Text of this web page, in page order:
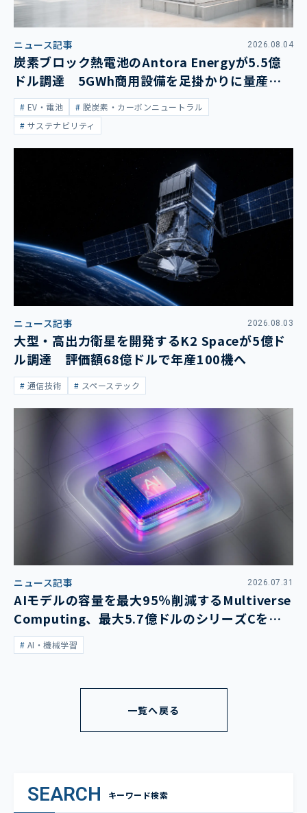
ニュース記事 2026.08.04
炭素ブロック熱電池のAntora Energyが5.5億
ドル調達 5GWh商用設備を足掛かりに量産拡
大EV・電池
脱炭素・カーボンニュートラル
サステナビリティ
ニュース記事 2026.08.03
大型・高出力衛星を開発するK2 Spaceが5億ド
ル調達 評価額68億ドルで年産100機へ
通信技術 スペーステック
ニュース記事 2026.07.31
AIモデルの容量を最大95％削減するMultiverse
Computing、最大5.7億ドルのシリーズCを発
表AI・機械学習
一覧へ戻る
SEARCH キーワード検索